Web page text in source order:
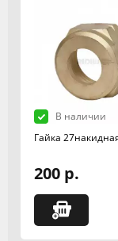
В наличии
Гайка
200 р.